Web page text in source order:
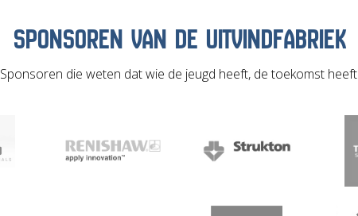
SPONSOREN VAN DE UITVINDFABRIEK
Sponsoren die weten dat wie de jeugd heeft, de toekomst